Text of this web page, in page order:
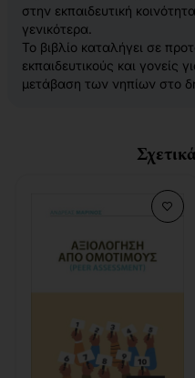
στην εκπαιδευτική
γενικότερα.
Το βιβλίο καταλήγει σε
εκπαιδευτικούς και γονείς
μετάβαση των νηπίων στο